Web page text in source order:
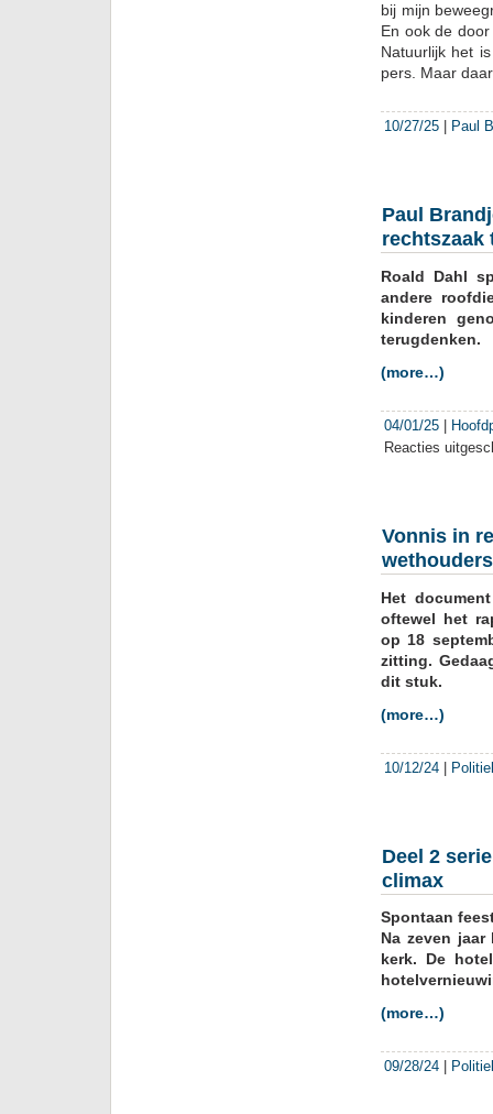
bij mijn
En ook de
Natuurlijk het
pers. Maar
10/27/25 Paul
Paul
rechtszaak
Roald Dahl
andere
kinderen
terugdenken.
(more…)
04/01/25
Reacties
Vonnis in
Het
oftewel het
op 18
zitting.
dit stuk.
(more…)
10/12/24 |
Deel 2
climax
Spontaan
Na zeven
kerk. De
(more…)
09/28/24